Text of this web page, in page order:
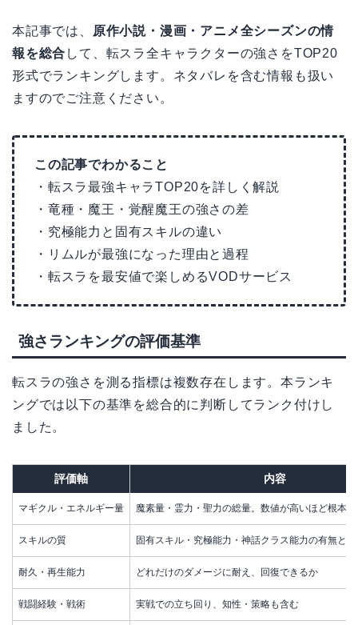
本記事では、
原作小説・漫画・アニメ全シーズンの情
報を総合 して、転スラ全キャラクターの強さをTOP20
形式でランキングします。ネタバレを含む情報も扱い
ますのでご注意ください。
この記事でわかること
・転スラ最強キャラTOP20を詳しく解説
・竜種・魔王・覚醒魔王の強さの差
・究極能力と固有スキルの違い
・リムルが最強になった理由と過程
・転スラを最安値で楽しめるVODサービス
強さランキングの評価基準
転スラの強さを測る指標は複数存在します。本ランキ
ングでは以下の基準を総合的に判断してランク付けし
ました。
評価軸 内容
マギクル・エネルギー量 魔素量・霊力・聖力の総量。数値が高いほど根本
スキルの質 固有スキル・究極能力・神話クラス能力の有無と
耐久・再生能力 どれだけのダメージに耐え、回復できるか
戦闘経験・戦術 実戦での立ち回り、知性・策略も含む